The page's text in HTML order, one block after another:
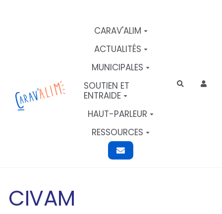
CARAV'ALIM
ACTUALITÉS
MUNICIPALES
SOUTIEN ET
ENTRAIDE
HAUT-PARLEUR
RESSOURCES
Rechercher
CIVAM